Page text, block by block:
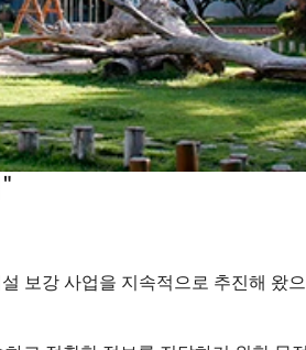
보강 사업을 지속적으로 추진해 왔